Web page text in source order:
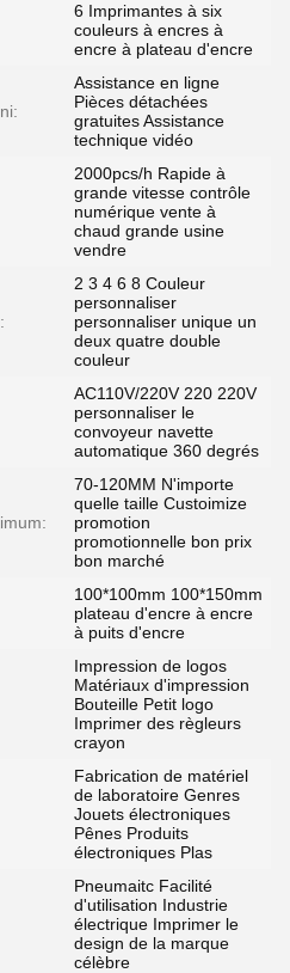
6 Imprimantes à six
couleurs à encres à
encre à plateau d'encre
Assistance en ligne
Pièces détachées
gratuites Assistance
technique vidéo
2000pcs/h Rapide à
grande vitesse contrôle
numérique vente à
chaud grande usine
vendre
2 3 4 6 8 Couleur
personnaliser
personnaliser unique un
deux quatre double
couleur
AC110V/220V 220 220V
personnaliser le
convoyeur navette
automatique 360 degrés
70-120MM N'importe
quelle taille Custoimize
promotion
promotionnelle bon prix
bon marché
100*100mm 100*150mm
plateau d'encre à encre
à puits d'encre
Impression de logos
Matériaux d'impression
Bouteille Petit logo
Imprimer des règleurs
crayon
Fabrication de matériel
de laboratoire Genres
Jouets électroniques
Pênes Produits
électroniques Plas
Pneumaitc Facilité
d'utilisation Industrie
électrique Imprimer le
design de la marque
célèbre